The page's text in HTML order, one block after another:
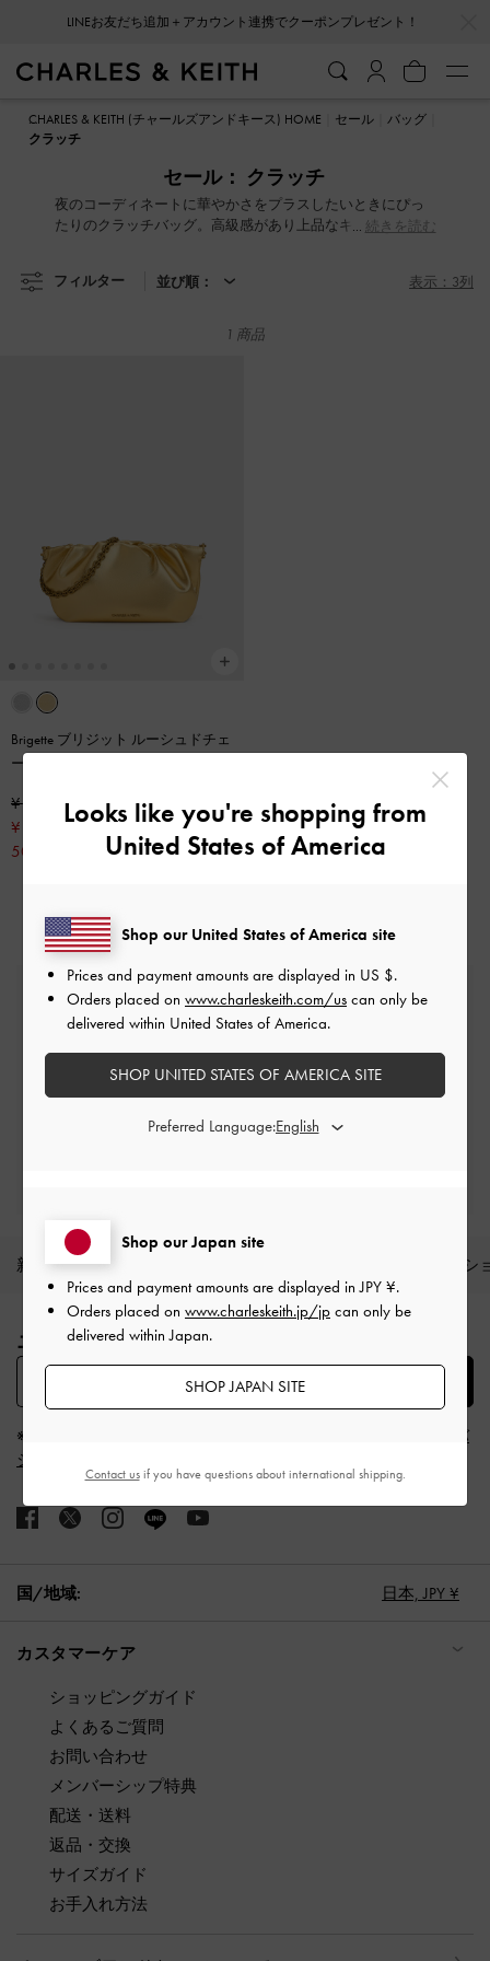
LINEお友だち追加＋アカウント連携でクーポンプレゼント！
LINEお友だち追加＋アカウント連携でクーポンプレゼント！
CHARLES & KEITH (チャールズアンドキース) HOME セール
バッグ
クラッチ
セール： クラッチ
夜のコーディネートに華やかさをプラスしたいときにぴっ
たりのクラッチバッグ。高級感があり上品なキルティング
続きを読む
フィルター 並び順： 表示：3列
1 商品
Brigette ブリジット ルーシュドチェ
ーンハンドルクラッチ
¥ 11,900
¥ 5,950
50% OFF
送料無料
一定金額以上のご購入が必要です*
サイズ交換
１回無料
新着商品 ファッ
Site footer
ニュースレターで最新情報をお届けします。​
※「登録する」ボタンをクリックすると、
プライバ
シー規約
国/地域: 日本, JPY ¥
カスタマーケア
ショッピングガイド
よくあるご質問
お問い合わせ
メンバーシップ特典
配送・送料
返品・交換
サイズガイド
お手入れ方法
Looks like you're shopping from
United States of America
Shop our Japan site
Prices and payment amounts are displayed inJPY ¥.
Orders placed on www.charleskeith.jp/jp can only be
delivered within Japan.
SHOP JAPAN SITE
Shop our United States of America site
Prices and payment amounts are displayed in US $.
Orders placed on www.charleskeith.com/us can only be
delivered within United States of America.
SHOP UNITED STATES OF AMERICA SITE
Preferred Language:
Contact usif you have questions about international shipping.